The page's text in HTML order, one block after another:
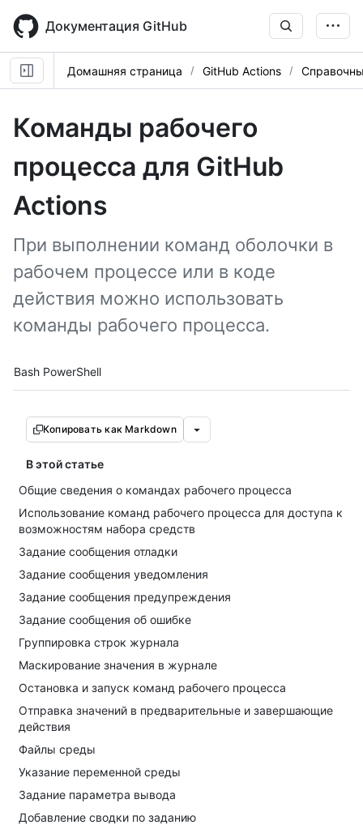
main
content
Документация GitHub
Домашняя страница GitHub Actions
Команды рабочего
процесса для GitHub
Actions
При выполнении команд оболочки в
рабочем процессе или в коде
действия можно использовать
команды рабочего процесса.
Tool navigation
Bash PowerShell
Копировать как Markdown
В этой статье
Общие сведения о командах рабочего процесса
Использование команд рабочего процесса для доступа к
возможностям набора средств
Задание сообщения отладки
Задание сообщения уведомления
Задание сообщения предупреждения
Задание сообщения об ошибке
Группировка строк журнала
Маскирование значения в журнале
Остановка и запуск команд рабочего процесса
Отправка значений в предварительные и завершающие
действия
Файлы среды
Указание переменной среды
Задание параметра вывода
Добавление сводки по заданию